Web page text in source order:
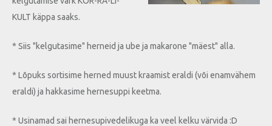
KULT käppa saaks.
* Siis "kelgutasime" herneid ja ube ja makarone "mäest" alla.
* Lõpuks sortisime herned muust kraamist eraldi (või enamvähem
eraldi) ja hakkasime hernesuppi keetma.
* Usinamad sai hernesupivedelikuga ka veel kelku värvida :D